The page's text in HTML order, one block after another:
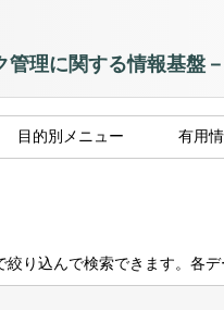
目的別メニュー 有用
り込んで検索できます。各